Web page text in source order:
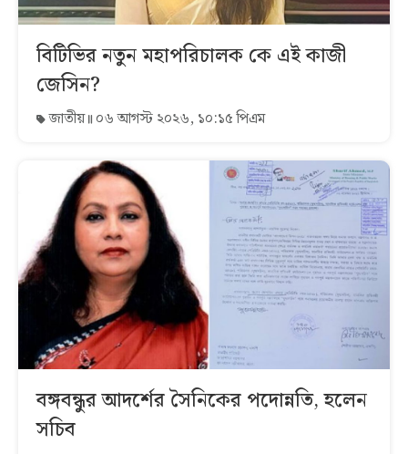
বিটিভির নতুন মহাপরিচালক কে এই কাজী
জেসিন?
জাতীয় ০৬ আগস্ট ২০২৬, ১০:১৫ পিএম
বঙ্গবন্ধুর আদর্শের সৈনিকের পদোন্নতি, হলেন
সচিব